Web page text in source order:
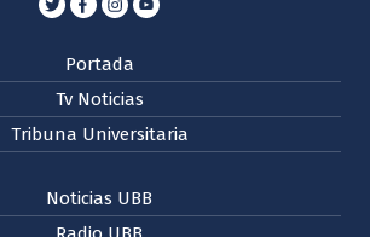
Portada
Tv Noticias
Tribuna Universitaria
Noticias UBB